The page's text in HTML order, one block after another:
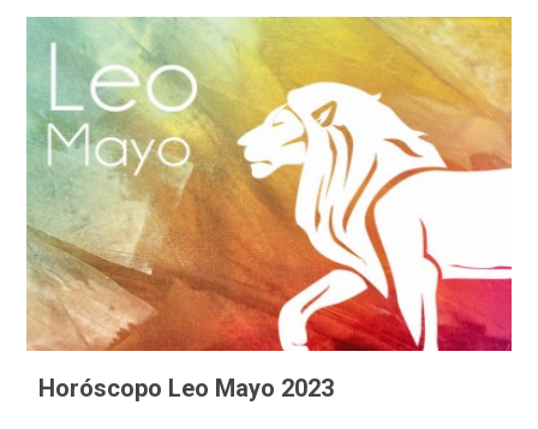
Horóscopo Leo Mayo 2023